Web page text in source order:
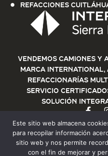
Vendemos Camiones
marca International,
refaccionarías
servicio
solución
Refacciones
Este sitio web almacena
para recopilar información
sitio web y nos permite
con el fin de mejorar y